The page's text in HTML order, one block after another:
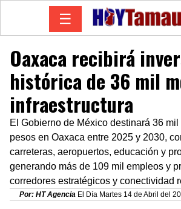
☰
Oaxaca recibirá
histórica de 36 mil
infraestructura
El Gobierno de México destinará 36
pesos en Oaxaca entre 2025 y 2030,
carreteras, aeropuertos, educación y
generando más de 109 mil empleos y
corredores estratégicos y conectividad
Por: HT Agencia El Día Martes 14 de Abril del